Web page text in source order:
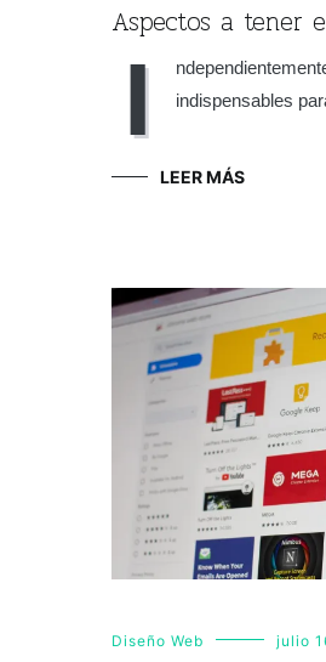
Aspectos a tener
I
indispensables
LEER MÁS
Diseño Web julio